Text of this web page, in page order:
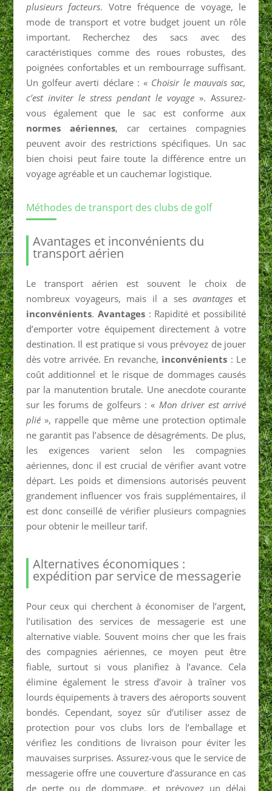
plusieurs facteurs. Votre fréquence de voyage, le
mode de transport et votre budget jouent un rôle
important. Recherchez des sacs avec des
caractéristiques comme des roues robustes, des
poignées confortables et un rembourrage suffisant.
Un golfeur averti déclare : « Choisir le mauvais sac,
c’est inviter le stress pendant le voyage ». Assurez-
vous également que le sac est conforme aux
normes aériennes, car certaines compagnies
peuvent avoir des restrictions spécifiques. Un sac
bien choisi peut faire toute la différence entre un
voyage agréable et un cauchemar logistique.
Méthodes de transport des clubs de golf
Avantages et inconvénients du
transport aérien
Le transport aérien est souvent le choix de
nombreux voyageurs, mais il a sesavantages et
inconvénients. Avantages: Rapidité et possibilité
d’emporter votre équipement directement à votre
destination. Il est pratique si vous prévoyez de jouer
dès votre arrivée. En revanche, inconvénients : Le
coût additionnel et le risque de dommages causés
par la manutention brutale. Une anecdote courante
sur les forums de golfeurs : « Mon driver est arrivé
plié», rappelle que même une protection optimale
ne garantit pas l’absence de désagréments. De plus,
les exigences varient selon les compagnies
aériennes, donc il est crucial de vérifier avant votre
départ. Les poids et dimensions autorisés peuvent
grandement influencer vos frais supplémentaires, il
est donc conseillé de vérifier plusieurs compagnies
pour obtenir le meilleur tarif.
Alternatives économiques :
expédition par service de messagerie
Pour ceux qui cherchent à économiser de l’argent,
l’utilisation des services de messagerie est une
alternative viable. Souvent moins cher que les frais
des compagnies aériennes, ce moyen peut être
fiable, surtout si vous planifiez à l’avance. Cela
élimine également le stress d’avoir à traîner vos
lourds équipements à travers des aéroports souvent
bondés. Cependant, soyez sûr d’utiliser assez de
protection pour vos clubs lors de l’emballage et
vérifiez les conditions de livraison pour éviter les
mauvaises surprises. Assurez-vous que le service de
messagerie offre une couverture d’assurance en cas
de perte ou de dommage, et prévoyez un délai